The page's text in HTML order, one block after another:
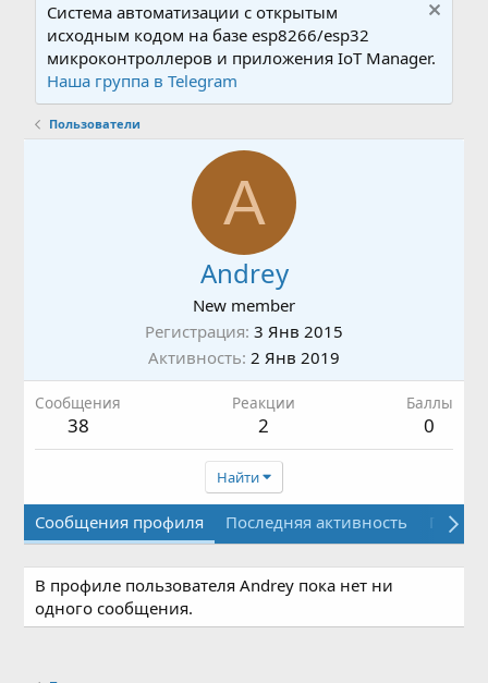
Система автоматизации с открытым
исходным кодом на базе esp8266/esp32
микроконтроллеров и приложения IoT Manager.
Наша группа в Telegram
Пользователи
A
Andrey
New member
Регистрация 3 Янв 2015
Активность 2 Янв 2019
Сообщения
38
Реакции
2
Баллы
0
Найти
Сообщения профиля Последняя активность
В профиле пользователя Andrey пока нет ни
одного сообщения.